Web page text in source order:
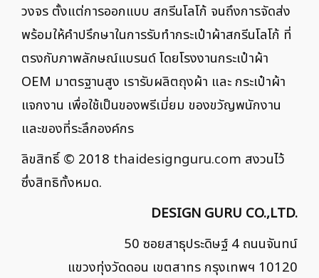
วงจร ตั้งแต่การออกแบบ สกรีนโลโก้ จนถึงการจัดส่ง
พร้อมให้คำปรึกษาในการรับทำกระเป๋าผ้าสกรีนโลโก้ ที่
ตรงกับภาพลักษณ์แบรนด์ โดยโรงงานกระเป๋าผ้า
OEM มาตรฐานสูง เรารับผลิตถุงผ้า และ กระเป๋าผ้า
แจกงาน เพื่อใช้เป็นของพรีเมี่ยม ของขวัญพนักงาน
และของที่ระลึกองค์กร
ลิขสิทธิ์ © 2018 thaidesignguru.com สงวนไว้
ซึ่งสิทธิทั้งหมด.
DESIGN GURU CO.,LTD.
50 ซอยสาธุประดิษฐ์ 4 ถนนจันทน์
แขวงทุ่งวัดดอน เขตสาทร กรุงเทพฯ 10120